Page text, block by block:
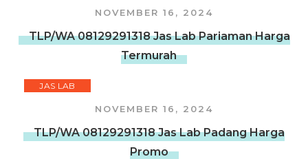
NOVEMBER 16, 2024
TLP/WA 08129291318 Jas Lab Pariaman Harga
Termurah
JAS LAB
NOVEMBER 16, 2024
TLP/WA 08129291318 Jas Lab Padang Harga
Promo